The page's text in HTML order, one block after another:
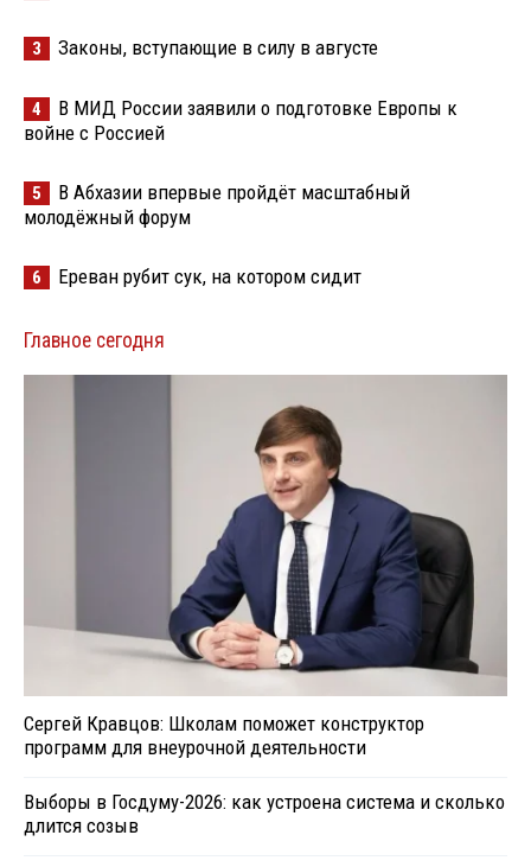
3 Законы, вступающие в силу в августе
4
В МИД России заявили о подготовке Европы к
войне с Россией
5
В Абхазии впервые пройдёт масштабный
молодёжный форум
6 Ереван рубит сук, на котором сидит
Главное сегодня
Сергей Кравцов: Школам поможет конструктор
программ для внеурочной деятельности
Выборы в Госдуму-2026: как устроена система и сколько
длится созыв